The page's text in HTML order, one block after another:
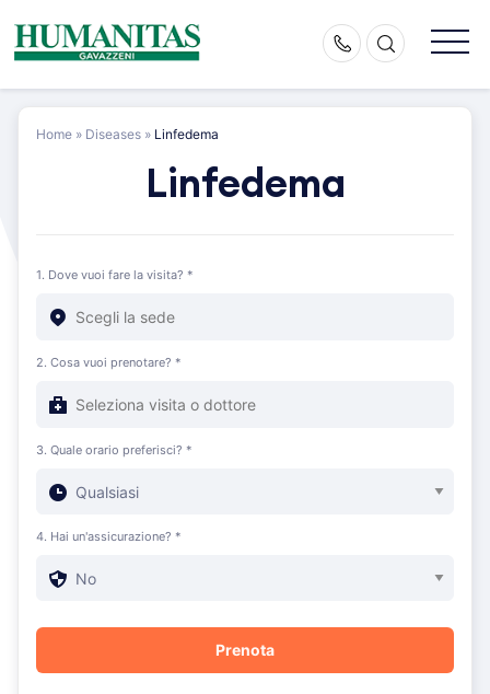
content
Home » Diseases » Linfedema
Linfedema
1. Dove vuoi fare la visita? *
2. Cosa vuoi prenotare? *
3. Quale orario preferisci? *
4. Hai un'assicurazione? *